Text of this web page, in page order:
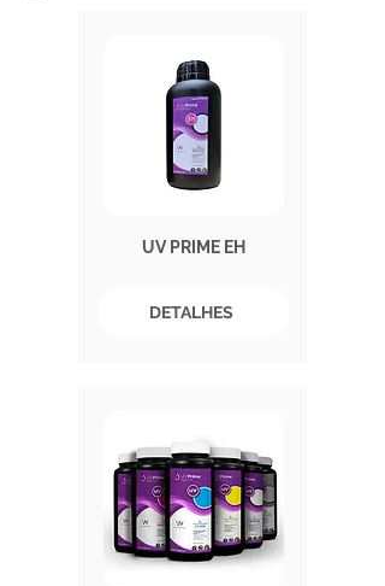
UV PRIME EH
DETALHES